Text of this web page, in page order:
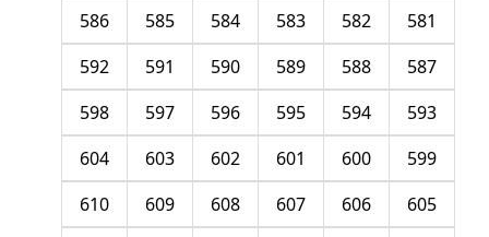
581
582
583
584
585
586
587
588
589
590
591
592
593
594
595
596
597
598
599
600
601
602
603
604
605
606
607
608
609
610